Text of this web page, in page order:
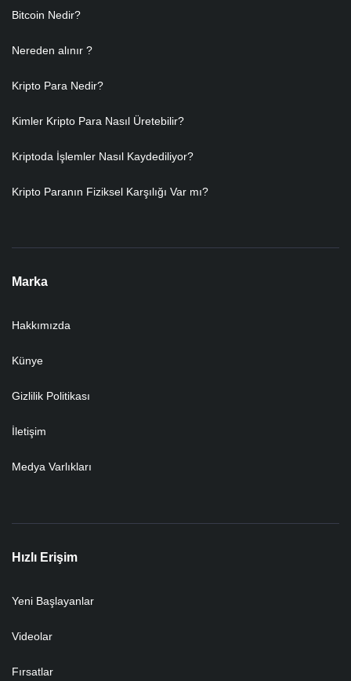
Bitcoin Nedir?
Nereden alınır ?
Kripto Para Nedir?
Kimler Kripto Para Nasıl Üretebilir?
Kriptoda İşlemler Nasıl Kaydediliyor?
Kripto Paranın Fiziksel Karşılığı Var mı?
Marka
Hakkımızda
Künye
Gizlilik Politikası
İletişim
Medya Varlıkları
Hızlı Erişim
Yeni Başlayanlar
Videolar
Fırsatlar